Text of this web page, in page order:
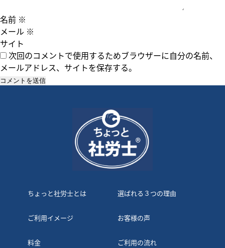
名前 ※
メール ※
サイト
次回のコメントで使用するためブラウザーに自分の名前、
メールアドレス、サイトを保存する。
ちょっと社労士とは 選ばれる３つの理由
ご利用イメージ お客様の声
料金 ご利用の流れ